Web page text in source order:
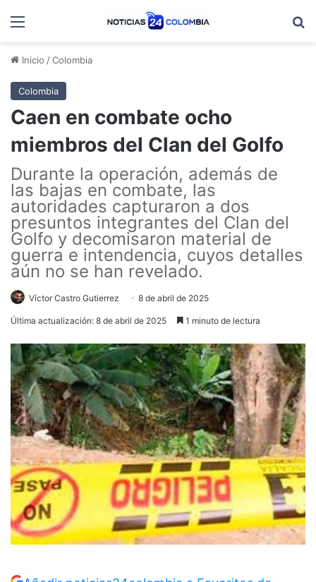
Menú
Inicio /Colombia
Colombia
Caen en combate ocho
miembros del Clan del Golfo
Durante la operación, además de
las bajas en combate, las
autoridades capturaron a dos
presuntos integrantes del Clan del
Golfo y decomisaron material de
guerra e intendencia, cuyos detalles
aún no se han revelado.
Víctor Castro Gutierrez 8 de abril de 2025
Última actualización: 8 de abril de 2025 1 minuto de lectura